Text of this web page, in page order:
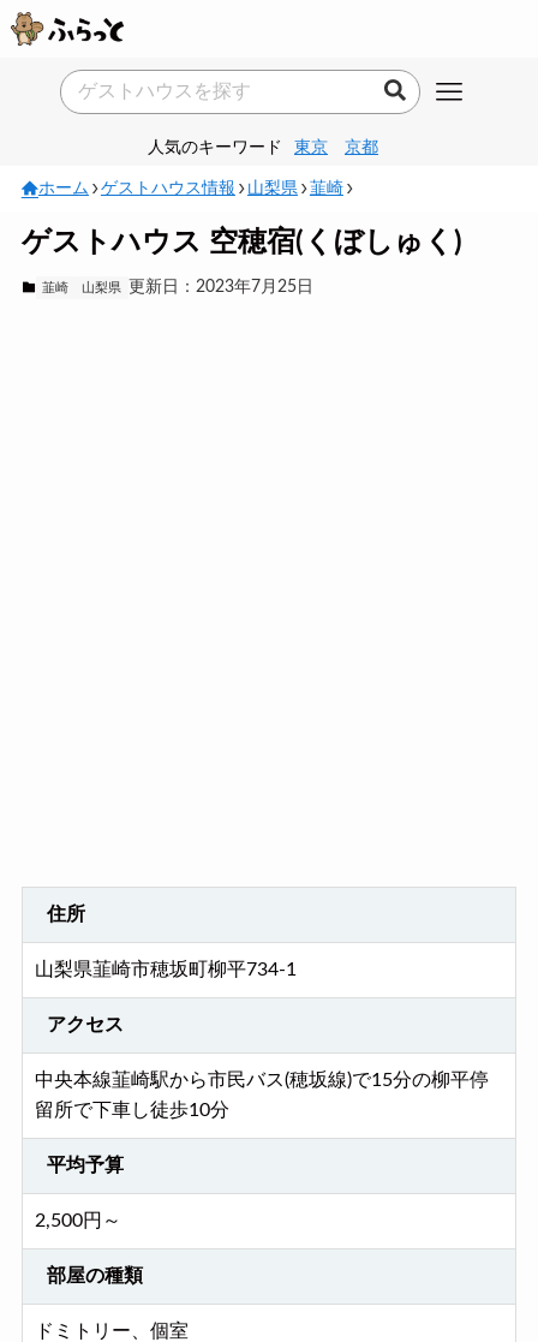
人気のキーワード 東京 京都
ホーム ゲストハウス情報 山梨県 韮崎
ゲストハウス 空穂宿(くぼしゅく)
韮崎 山梨県 更新日：2023年7月25日
住所
山梨県韮崎市穂坂町柳平734-1
アクセス
中央本線韮崎駅から市民バス(穂坂線)で15分の柳平停
留所で下車し徒歩10分
平均予算
2,500円～
部屋の種類
ドミトリー、個室